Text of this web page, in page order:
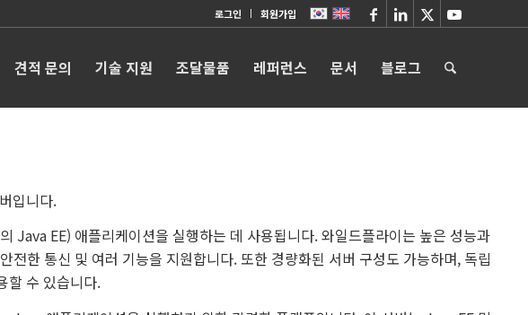
로그인 회원가입
견적 문의 기술 지원 조달물품 레퍼런스 문서 블로그
입니다.
EE) 애플리케이션을 실행하는 데 사용됩니다. 와일드플라이는 높은 성능과
전한 통신 및 여러 기능을 지원합니다. 또한 경량화된 서버 구성도 가능하며, 독립
할 수 있습니다.